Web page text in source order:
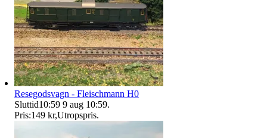
Resegodsvagn - Fleischmann H0
Sluttid10:59 9 aug 10:59.
Pris:149 kr,Utropspris.